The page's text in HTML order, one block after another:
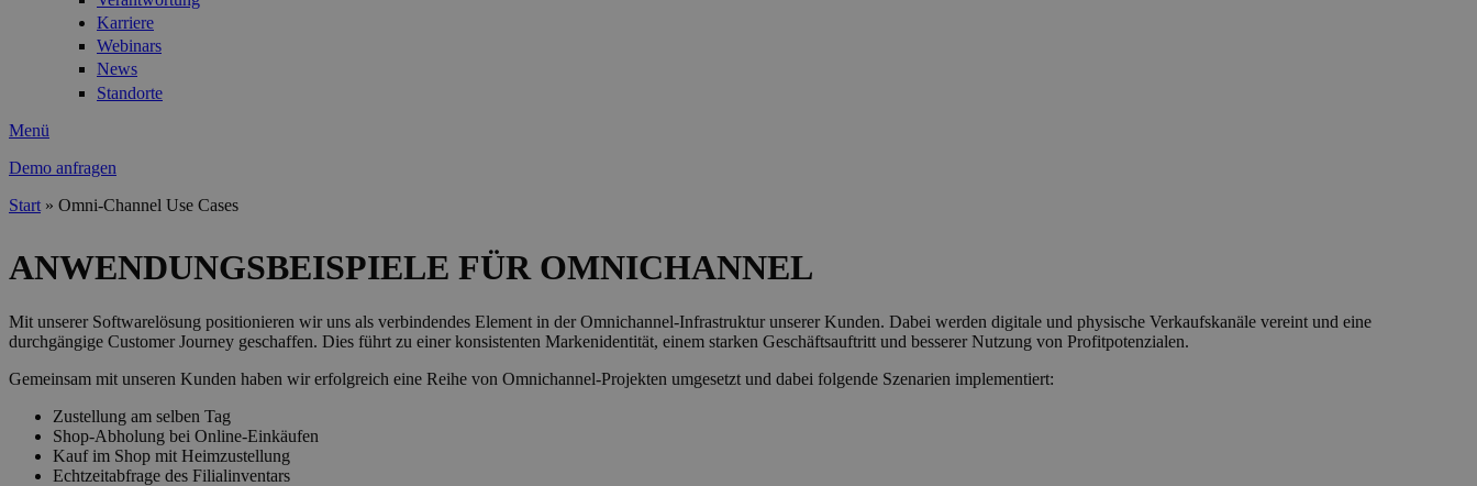
Karriere
Webinars
News
Standorte
Menü
Demo anfragen
Start » Omni-Channel Use Cases
ANWENDUNGSBEISPIELE FÜR OMNICHANNEL
Mit unserer Softwarelösung positionieren wir uns als verbindendes Element in der Omnichannel-Infrastruktur unserer Kunden. Dabei werden digitale und physische Verkaufskanäle vereint und eine
durchgängige Customer Journey geschaffen. Dies führt zu einer konsistenten Markenidentität, einem starken Geschäftsauftritt und besserer Nutzung von Profitpotenzialen.
Gemeinsam mit unseren Kunden haben wir erfolgreich eine Reihe von Omnichannel-Projekten umgesetzt und dabei folgende Szenarien implementiert:
Zustellung am selben Tag
Shop-Abholung bei Online-Einkäufen
Kauf im Shop mit Heimzustellung
Echtzeitabfrage des Filialinventars